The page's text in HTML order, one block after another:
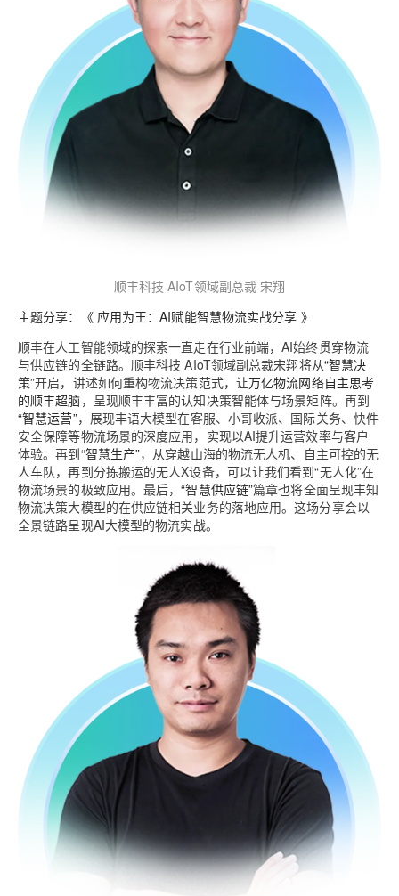
顺丰科技 AIoT领域副总裁 宋翔
主题分享：《 应用为王：AI赋能智慧物流实战分享 》
顺丰在人工智能领域的探索一直走在行业前端，AI始终贯穿物流
与供应链的全链路。顺丰科技 AIoT领域副总裁宋翔将从“智慧决
策”开启，讲述如何重构物流决策范式，让万亿物流网络自主思考
的顺丰超脑，呈现顺丰丰富的认知决策智能体与场景矩阵。再到
“智慧运营”，展现丰语大模型在客服、小哥收派、国际关务、快件
安全保障等物流场景的深度应用，实现以AI提升运营效率与客户
体验。再到“智慧生产”，从穿越山海的物流无人机、自主可控的无
人车队，再到分拣搬运的无人X设备，可以让我们看到“无人化”在
物流场景的极致应用。最后，“智慧供应链”篇章也将全面呈现丰知
物流决策大模型的在供应链相关业务的落地应用。这场分享会以
全景链路呈现AI大模型的物流实战。